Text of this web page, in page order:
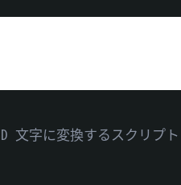
文字に変換するスクリプト